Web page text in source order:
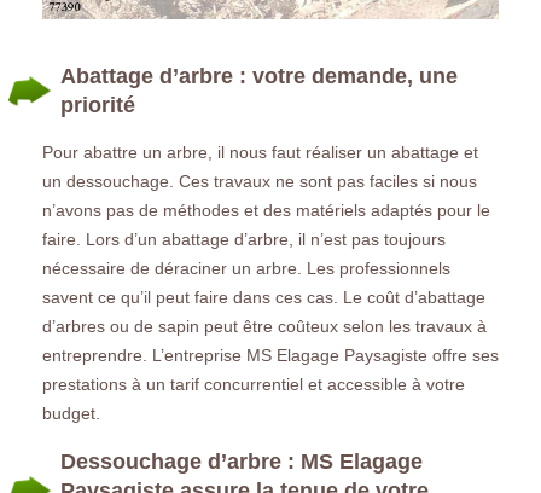
Abattage d’arbre : votre demande, une
priorité
Pour abattre un arbre, il nous faut réaliser un abattage et
un dessouchage. Ces travaux ne sont pas faciles si nous
n’avons pas de méthodes et des matériels adaptés pour le
faire. Lors d’un abattage d’arbre, il n’est pas toujours
nécessaire de déraciner un arbre. Les professionnels
savent ce qu’il peut faire dans ces cas. Le coût d’abattage
d’arbres ou de sapin peut être coûteux selon les travaux à
entreprendre. L’entreprise MS Elagage Paysagiste offre ses
prestations à un tarif concurrentiel et accessible à votre
budget.
Dessouchage d’arbre : MS Elagage